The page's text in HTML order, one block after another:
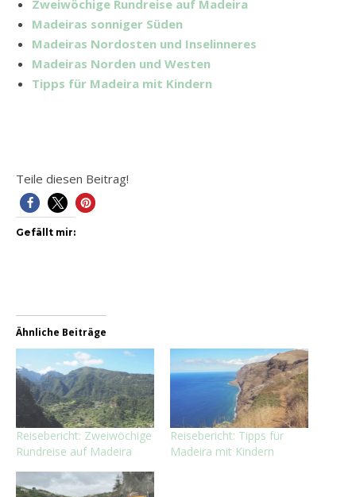
Zweiwöchige Rundreise auf Madeira
Madeiras sonniger Süden
Madeiras Nordosten und Inselinneres
Madeiras Norden und Westen
Tipps für Madeira mit Kindern
Teile diesen Beitrag!
Gefällt mir:
Ähnliche Beiträge
Reisebericht: Zweiwöchige
Rundreise auf Madeira
Reisebericht: Tipps für
Madeira mit Kindern